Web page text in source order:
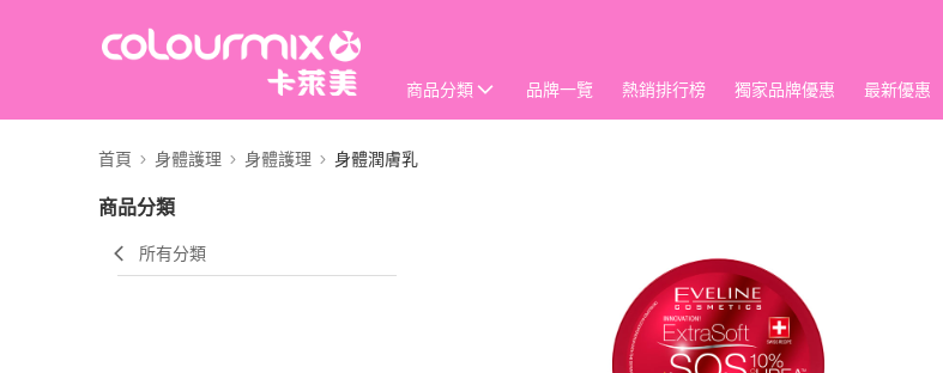
商品分類 品牌一覽 熱銷排行榜 獨家品牌優惠 最新優惠
首頁 身體護理 身體護理 身體潤膚乳
商品分類
所有分類